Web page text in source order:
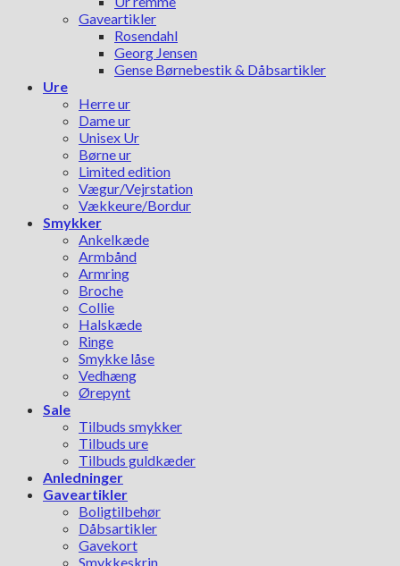
Gaveartikler
Rosendahl
Georg Jensen
Gense Børnebestik & Dåbsartikler
Ure
Herre ur
Dame ur
Unisex Ur
Børne ur
Limited edition
Vægur/Vejrstation
Vækkeure/Bordur
Smykker
Ankelkæde
Armbånd
Armring
Broche
Collie
Halskæde
Ringe
Smykke låse
Vedhæng
Ørepynt
Sale
Tilbuds smykker
Tilbuds ure
Tilbuds guldkæder
Anledninger
Gaveartikler
Boligtilbehør
Dåbsartikler
Gavekort
Smykkeskrin